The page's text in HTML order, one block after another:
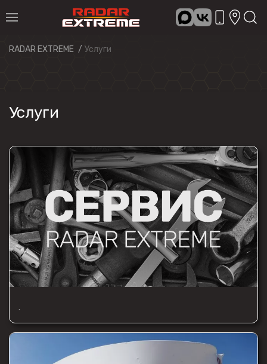
RADAR EXTREME Услуги
Услуги
.